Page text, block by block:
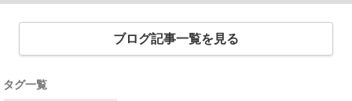
ブログ記事一覧を見る
タグ一覧